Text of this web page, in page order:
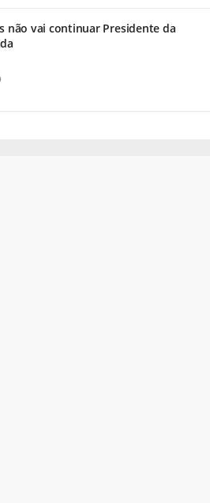
não vai continuar Presidente da